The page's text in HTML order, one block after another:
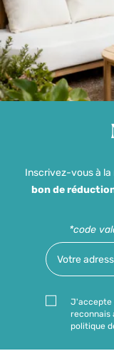
Inscrivez-vous à
bon de
*code
J'accepte
reconnais
politique